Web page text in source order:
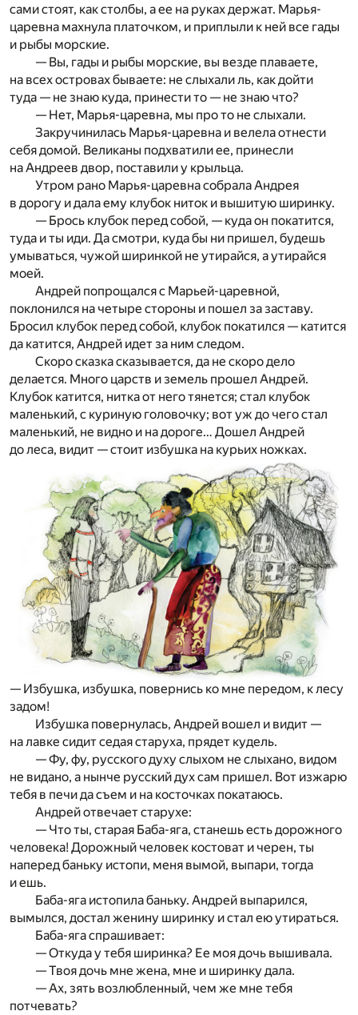
сами стоят, как столбы, а ее на руках держат. Марья-
царевна махнула платочком, и приплыли к ней все гады
и рыбы морские.
— Вы, гады и рыбы морские, вы везде плаваете,
на всех островах бываете: не слыхали ль, как дойти
туда — не знаю куда, принести то — не знаю что?
— Нет, Марья-царевна, мы про то не слыхали.
Закручинилась Марья-царевна и велела отнести
себя домой. Великаны подхватили ее, принесли
на Андреев двор, поставили у крыльца.
Утром рано Марья-царевна собрала Андрея
в дорогу и дала ему клубок ниток и вышитую ширинку.
— Брось клубок перед собой, — куда он покатится,
туда и ты иди. Да смотри, куда бы ни пришел, будешь
умываться, чужой ширинкой не утирайся, а утирайся
моей.
Андрей попрощался с Марьей-царевной,
поклонился на четыре стороны и пошел за заставу.
Бросил клубок перед собой, клубок покатился — катится
да катится, Андрей идет за ним следом.
Скоро сказка сказывается, да не скоро дело
делается. Много царств и земель прошел Андрей.
Клубок катится, нитка от него тянется; стал клубок
маленький, с куриную головочку; вот уж до чего стал
маленький, не видно и на дороге… Дошел Андрей
до леса, видит — стоит избушка на курьих ножках.
— Избушка, избушка, повернись ко мне передом, к лесу
задом!
Избушка повернулась, Андрей вошел и видит —
на лавке сидит седая старуха, прядет кудель.
— Фу, фу, русского духу слыхом не слыхано, видом
не видано, а нынче русский дух сам пришел. Вот изжарю
тебя в печи да съем и на косточках покатаюсь.
Андрей отвечает старухе:
— Что ты, старая Баба-яга, станешь есть дорожного
человека! Дорожный человек костоват и черен, ты
наперед баньку истопи, меня вымой, выпари, тогда
и ешь.
Баба-яга истопила баньку. Андрей выпарился,
вымылся, достал женину ширинку и стал ею утираться.
Баба-яга спрашивает:
— Откуда у тебя ширинка? Ее моя дочь вышивала.
— Твоя дочь мне жена, мне и ширинку дала.
— Ах, зять возлюбленный, чем же мне тебя
потчевать?